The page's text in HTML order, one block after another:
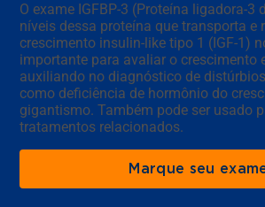
O exame IGFBP-3 (Proteína ligadora-3
níveis dessa proteína que transporta e
crescimento insulin-like tipo 1 (IGF-1)
importante para avaliar o crescimento
auxiliando no diagnóstico de
como deficiência de hormônio do
gigantismo. Também pode ser usado
tratamentos relacionados.
Marque seu